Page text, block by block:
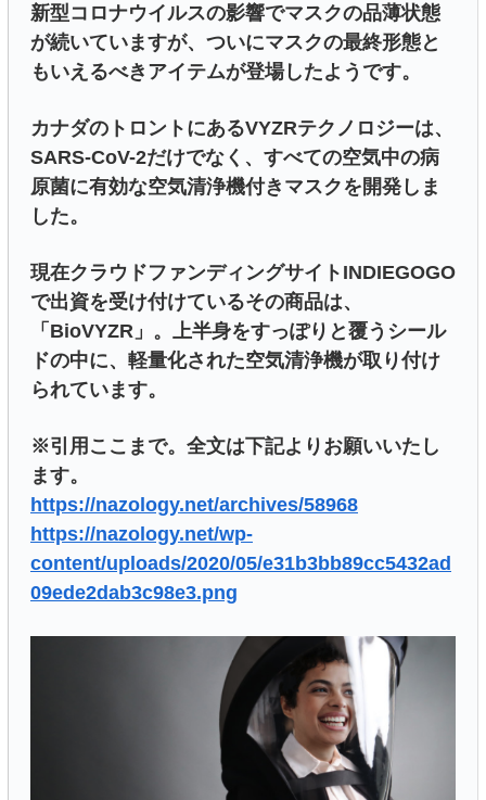
新型コロナウイルスの影響でマスクの品薄状態
が続いていますが、ついにマスクの最終形態と
もいえるべきアイテムが登場したようです。
カナダのトロントにあるVYZRテクノロジーは、
SARS-CoV-2だけでなく、すべての空気中の病
原菌に有効な空気清浄機付きマスクを開発しま
した。
現在クラウドファンディングサイトINDIEGOGO
で出資を受け付けているその商品は、
「BioVYZR」。上半身をすっぽりと覆うシール
ドの中に、軽量化された空気清浄機が取り付け
られています。
※引用ここまで。全文は下記よりお願いいたし
ます。
https://nazology.net/archives/58968
https://nazology.net/wp-
content/uploads/2020/05/e31b3bb89cc5432ad
09ede2dab3c98e3.png